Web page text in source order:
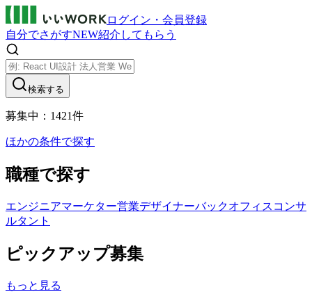
ログイン・会員登録
自分でさがすNEW紹介してもらう
検索する
募集中： 1421件
ほかの条件で探す
職種で探す
エンジニアマーケター営業デザイナーバックオフィス コンサ
ルタント
ピックアップ募集
もっと見る